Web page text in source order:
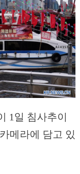
1일 침사추이
메라에 담고 있